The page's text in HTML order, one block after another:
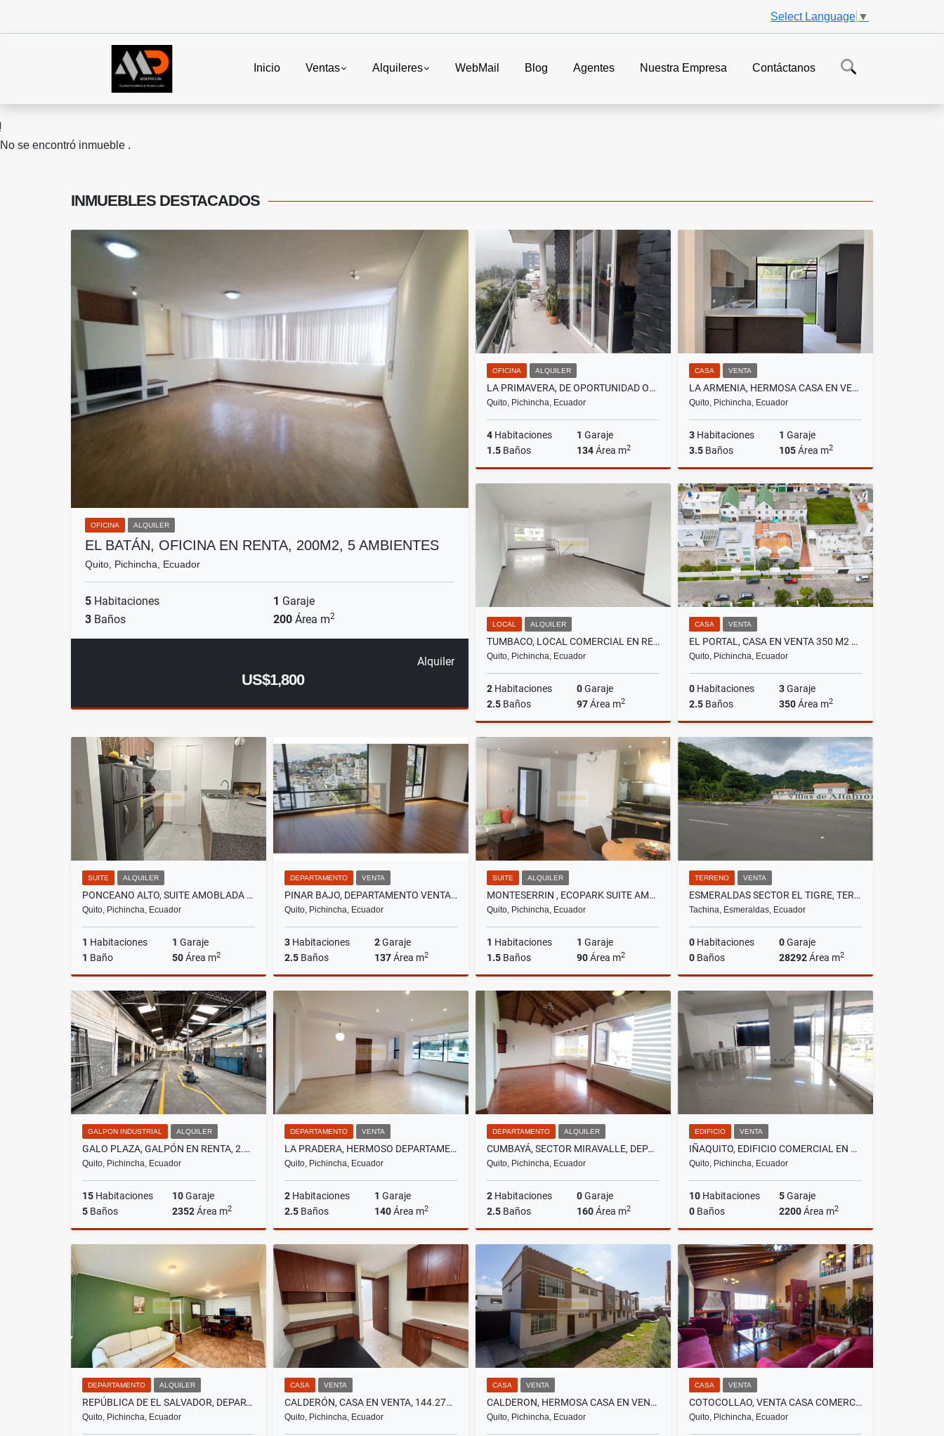
Select Language ▼
Inicio Ventas Alquileres WebMail Blog Agentes Nuestra Empresa Contáctanos
No se encontró inmueble .
INMUEBLES DESTACADOS
OFICINA ALQUILER
EL BATÁN, OFICINA EN RENTA, 200M2, 5 AMBIENTES
Quito, Pichincha, Ecuador
5 Habitaciones 1 Garaje
3 Baños 200 Área m2
Alquiler
US$1,800
OFICINA ALQUILER
LA PRIMAVERA, DE OPORTUNIDAD OFICINA SIN MUEBLES EN RENTA, CON 143M2
Quito, Pichincha, Ecuador
4 Habitaciones 1 Garaje
1.5 Baños 134Área m2
Alquiler
CASA VENTA
LA ARMENIA, HERMOSA CASA EN VENTA,NUEVA VIP 105M2
Quito, Pichincha, Ecuador
3 Habitaciones 1 Garaje
3.5 Baños 105Área m2
Venta
US$89,900
LOCAL ALQUILER
TUMBACO, LOCAL COMERCIAL EN RENTA, 97M2
Quito, Pichincha, Ecuador
2 Habitaciones 0Garaje
2.5 Baños 97Área m2
US$950
CASA VENTA
EL PORTAL, CASA EN VENTA 350 M2 DE CONSTRUCCIÓN
Quito, Pichincha, Ecuador
0 Habitaciones 3Garaje
2.5 Baños 350Área m2
Venta
US$265,000
SUITE ALQUILER
PONCEANO ALTO, SUITE AMOBLADA EN RENTA, 50M2
Quito, Pichincha, Ecuador
1 Habitaciones 1 Garaje
1 Baño 50Área m2
Alquiler
US$500
DEPARTAMENTO VENTA
PINAR BAJO, DEPARTAMENTO VENTA, 137M2, 3 HABITACIONES
Quito, Pichincha, Ecuador
3 Habitaciones 2Garaje
2.5 Baños 137Área m2
US$184,500
SUITE ALQUILER
MONTESERRIN , ECOPARK SUITE AMOBLADA EN RENTA, 90M2, 1 HABITACIÓN
Quito, Pichincha, Ecuador
1 Habitaciones 1 Garaje
1.5 Baños 90Área m2
Alquiler
US$700
TERRENO VENTA
ESMERALDAS SECTOR EL TIGRE, TERRENO EN VENTA, 88.209,54 M2
Tachina, Esmeraldas, Ecuador
0 Habitaciones 0Garaje
0 Baños 28292Área m2
Venta
US$781,552
GALPON INDUSTRIAL ALQUILER
GALO PLAZA, GALPÓN EN RENTA, 2.352M2
Quito, Pichincha, Ecuador
15 Habitaciones 10Garaje
5 Baños 2352Área m2
US$7,900
DEPARTAMENTO VENTA
LA PRADERA, HERMOSO DEPARTAMENTO REMODELADO EN VENTA, 140M2
Quito, Pichincha, Ecuador
2 Habitaciones 1 Garaje
2.5 Baños 140Área m2
Venta
US$129,000
DEPARTAMENTO ALQUILER
CUMBAYÁ, SECTOR MIRAVALLE, DEPARTAMENTO EN RENTRA, 160M2
Quito, Pichincha, Ecuador
2 Habitaciones 0Garaje
2.5 Baños 160Área m2
US$650
EDIFICIO VENTA
IÑAQUITO, EDIFICIO COMERCIAL EN VENTA, 2200M2, 10 AMBIENTES
Quito, Pichincha, Ecuador
10 Habitaciones 5Garaje
0 Baños 2200Área m2
Venta
US$1,100,000
DEPARTAMENTO ALQUILER
REPÚBLICA DE EL SALVADOR, DEPARTAMENTO EN RENTA, 86M2, 2 HABITACIONES
Quito, Pichincha, Ecuador
CASA VENTA
CALDERÓN, CASA EN VENTA, 144.27M2, 3 HABITACIONES
Quito, Pichincha, Ecuador
CASA VENTA
CALDERON, HERMOSA CASA EN VENTA, 127M2
Quito, Pichincha, Ecuador
CASA VENTA
COTOCOLLAO, VENTA CASA COMERCIAL 550M2, CON 3 DEPARTAMENTOS
Quito, Pichincha, Ecuador